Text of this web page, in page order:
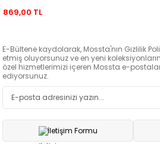
869,00 TL
E-Bültene kaydolarak, Mossta'nın Gizlilik
etmiş oluyorsunuz ve en yeni
özel hizmetlerimizi içeren Mossta e-
ediyorsunuz.
İletişim Formu